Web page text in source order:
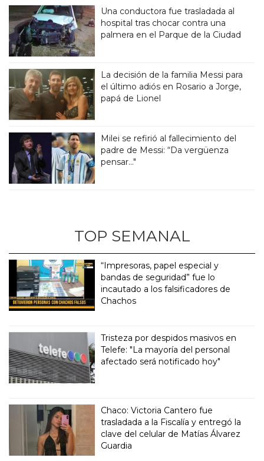
Una conductora fue trasladada al
hospital tras chocar contra una
palmera en el Parque de la Ciudad
La decisión de la familia Messi para
el último adiós en Rosario a Jorge,
papá de Lionel
Milei se refirió al fallecimiento del
padre de Messi: “Da vergüenza
pensar..."
TOP SEMANAL
“Impresoras, papel especial y
bandas de seguridad” fue lo
incautado a los falsificadores de
Chachos
Tristeza por despidos masivos en
Telefe: "La mayoría del personal
afectado será notificado hoy"
Chaco: Victoria Cantero fue
trasladada a la Fiscalía y entregó la
clave del celular de Matías Álvarez
Guardia